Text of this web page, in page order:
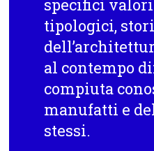
specifici
tipologici,
al contempo
compiuta
manufatti e
stessi.